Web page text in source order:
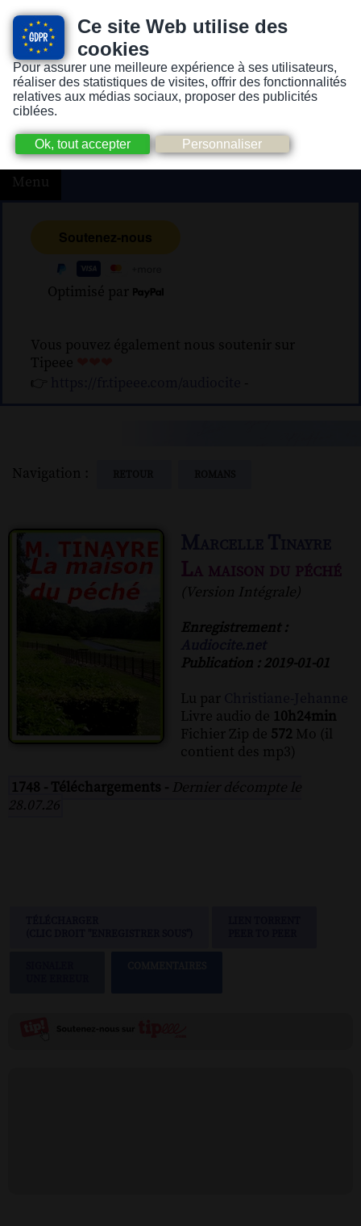
Ce site Web utilise des
cookies
Pour assurer une meilleure expérience à ses utilisateurs,
réaliser des statistiques de visites, offrir des fonctionnalités
relatives aux médias sociaux, proposer des publicités
ciblées.
Version pour personnes mal-voyantes ou non-voyantes
Menu
Optimisé par
Vous pouvez également nous soutenir sur
Tipeee
👉
-
Navigation :
La maison du péché
(Version Intégrale)
Enregistrement :
Publication : 2019-01-01
Lu par
Livre audio de 10h24min
Fichier Zip de 572 Mo (il
contient des mp3)
1748 - Téléchargements - Dernier décompte le
28.07.26